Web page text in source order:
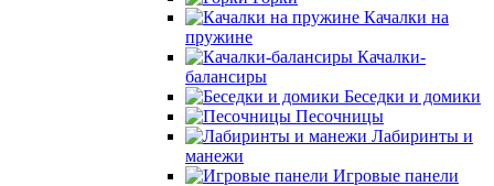
Качалки на
пружине
Качалки-
балансиры
Беседки и домики
Песочницы
Лабиринты и
манежи
Игровые панели